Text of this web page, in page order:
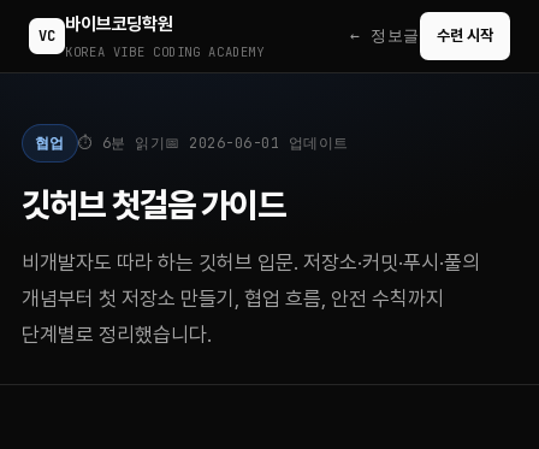
VC
바이브코딩학원
KOREA VIBE CODING ACADEMY
← 정보글 수련 시작
협업 ⏱ 6분 읽기📅 2026-06-01 업데이트
깃허브 첫걸음 가이드
비개발자도 따라 하는 깃허브 입문. 저장소·커밋·푸시·풀의
개념부터 첫 저장소 만들기, 협업 흐름, 안전 수칙까지
단계별로 정리했습니다.